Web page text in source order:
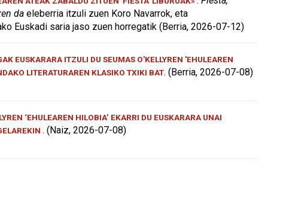
da eleberria itzuli zuen Koro Navarrok, eta
Euskadi saria jaso zuen horregatik (Berria, 2026-07-12)
EUSKARARA ITZULI DU SEUMAS O'KELLYREN 'EHULEAREN
LITERATURAREN KLASIKO TXIKI BAT. (Berria, 2026-07-08)
‘EHULEAREN HILOBIA’ EKARRI DU EUSKARARA UNAI
. (Naiz, 2026-07-08)